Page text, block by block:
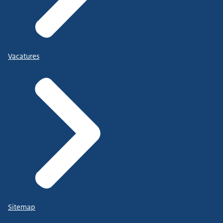
Vacatures
Sitemap